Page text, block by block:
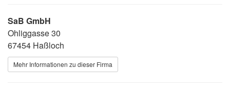
SaB GmbH
Ohliggasse 30
67454 Haßloch
Mehr Informationen zu dieser Firma